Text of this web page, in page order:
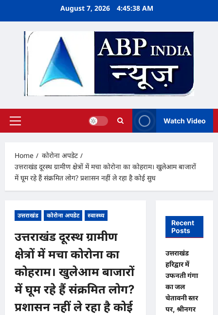
August 7, 2026 4:45:38 AM
Primary
Watch Video
Home
कोरोना अपडेट
उत्तराखंड दूरस्थ ग्रामीण क्षेत्रों में मचा कोरोना का कोहराम। खुलेआम बाजारों
में घूम रहे हैं संक्रमित लोग? प्रशासन नहीं ले रहा है कोई सुध
उत्तराखंड कोरोना अपडेट स्वास्थ्य
उत्तराखंड दूरस्थ ग्रामीण
क्षेत्रों में मचा कोरोना का
कोहराम। खुलेआम बाजारों
में घूम रहे हैं संक्रमित लोग?
प्रशासन नहीं ले रहा है कोई
Recent
Posts
उत्तराखंड
हरिद्वार में
उफनती गंगा
का जल
चेतावनी स्तर
पर, श्रीनगर